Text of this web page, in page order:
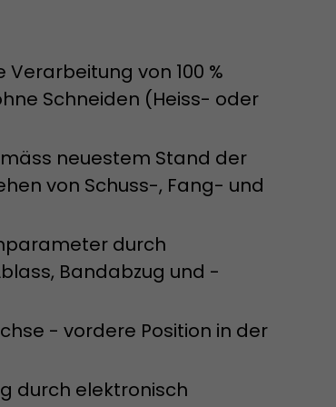
von 100 %
Schneiden (Heiss- oder
neuestem Stand der
von Schuss-, Fang- und
durch
Bandabzug und -
- vordere Position in der
durch elektronisch